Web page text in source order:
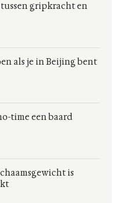
gripkracht en
als je in Beijing bent
time een baard
is